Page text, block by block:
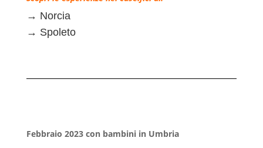
→ Norcia
→ Spoleto
Febbraio 2023 con bambini in Umbria